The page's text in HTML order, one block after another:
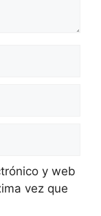
y web
vez que